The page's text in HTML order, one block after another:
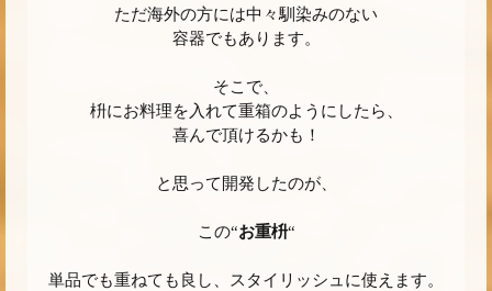
ただ海外の方には中々馴染みのない
容器でもあります。
そこで、
枡にお料理を入れて重箱のようにしたら、
喜んで頂けるかも！
と思って開発したのが、
この“お重枡“
単品でも重ねても良し、スタイリッシュに使えます。